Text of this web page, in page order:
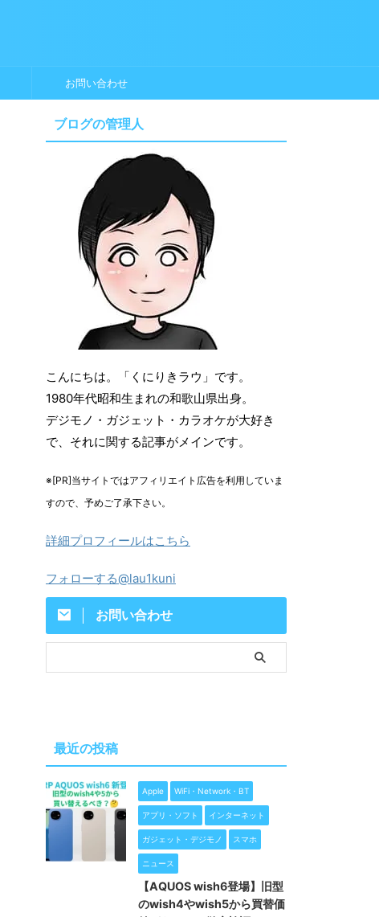
お問い合わせ
ブログの管理人
こんにちは。「くにりきラウ」です。
1980年代昭和生まれの和歌山県出身。
デジモノ・ガジェット・カラオケが大好き
で、それに関する記事がメインです。
※[PR]当サイトではアフィリエイト広告を利用していま
すので、予めご了承下さい。
詳細プロフィールはこちら
フォローする@lau1kuni
お問い合わせ
最近の投稿
Apple WiFi・Network・BT
アプリ・ソフト インターネット
ガジェット・デジモノ スマホ
ニュース
【AQUOS wish6登場】旧型
のwish4やwish5から買替価